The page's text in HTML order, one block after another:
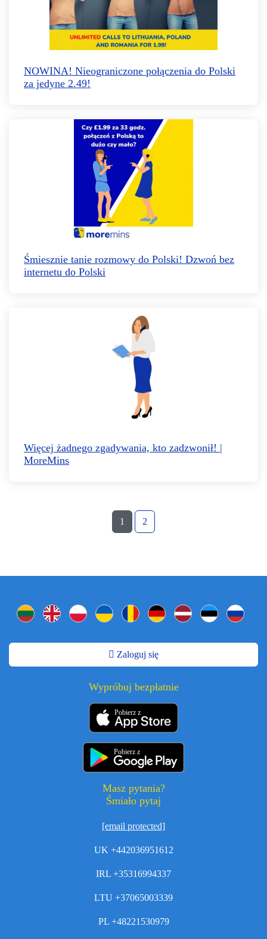
NOWINA! Nieograniczone połączenia do Polski
za jedyne 2.49!
Śmiesznie tanie rozmowy do Polski! Dzwoń bez
internetu do Polski
Więcej żadnego zgadywania, kto zadzwonił! |
MoreMins
1 2
Zaloguj się
Wypróbuj bezpłatnie
Pobierz z
Pobierz z
Masz pytania?
Śmiało pytaj
[email protected]
UK +442036951612
IRL +35316994337
LTU +37065003339
PL +48221530979